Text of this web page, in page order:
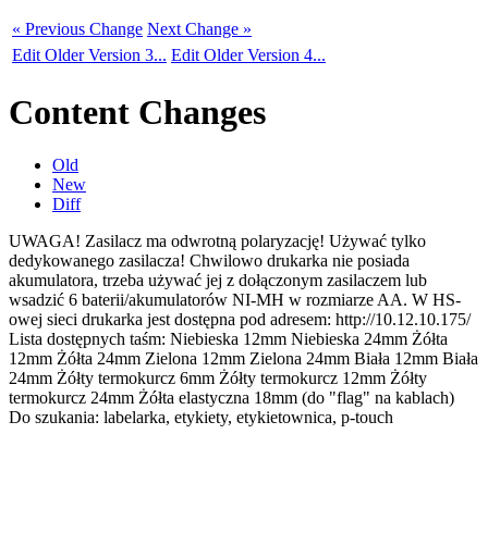
« Previous Change Next Change »
Edit Older Version 3... Edit Older Version 4...
Content Changes
Old
New
Diff
UWAGA! Zasilacz ma odwrotną polaryzację! Używać tylko
dedykowanego zasilacza! Chwilowo drukarka nie posiada
akumulatora, trzeba używać jej z dołączonym zasilaczem lub
wsadzić 6 baterii/akumulatorów NI-MH w rozmiarze AA. W HS-
owej sieci drukarka jest dostępna pod adresem: http://10.12.10.175/
Lista dostępnych taśm: Niebieska 12mm Niebieska 24mm Żółta
12mm Żółta 24mm Zielona 12mm Zielona 24mm Biała 12mm Biała
24mm Żółty termokurcz 6mm Żółty termokurcz 12mm Żółty
termokurcz 24mm Żółta elastyczna 18mm (do "flag" na kablach)
Do szukania: labelarka, etykiety, etykietownica, p-touch